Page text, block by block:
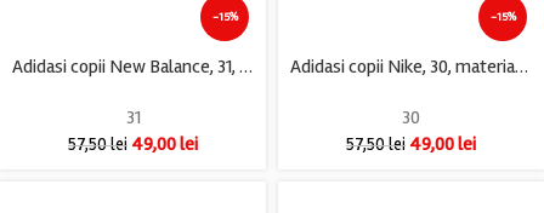
-15%
Adidasi copii New Balance, 31, material textil, gri
31
57,50lei 49,00lei
-15%
Adidasi copii Nike, 30, material textil, mov
30
57,50lei 49,00lei